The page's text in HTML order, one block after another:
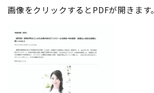
画像をクリックするとPDFが開きます。